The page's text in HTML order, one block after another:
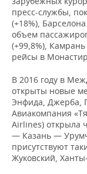
ВОДНЫЕ ВИДЫ
ХОККЕЙ С
ОБРАЗОВАНИЕ
пресс-службы,
(+18%),
объем
(+99,8%),
рейсы в
В 2016 году в
открыты новые
Энфида, Джерба,
Авиакомпания
Airlines) открыла
— Казань —
присутствуют
Жуковский,